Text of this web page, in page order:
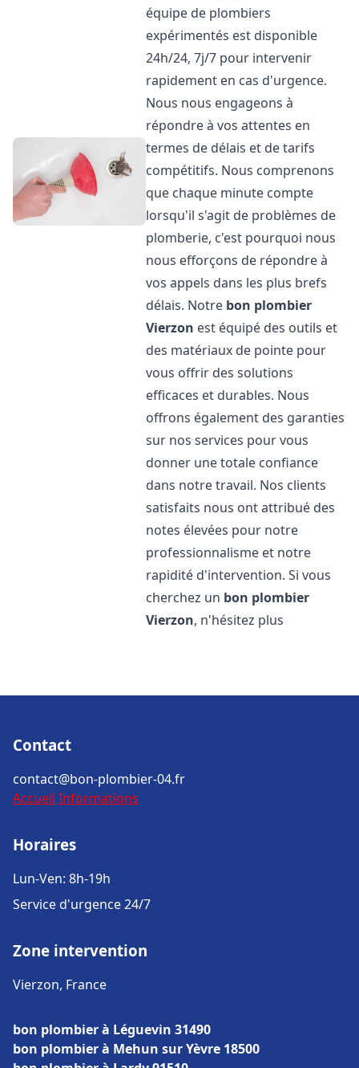
équipe de plombiers
expérimentés est disponible
24h/24, 7j/7 pour intervenir
rapidement en cas d'urgence.
Nous nous engageons à
répondre à vos attentes en
termes de délais et de tarifs
compétitifs. Nous comprenons
que chaque minute compte
lorsqu'il s'agit de problèmes de
plomberie, c'est pourquoi nous
nous efforçons de répondre à
vos appels dans les plus brefs
délais. Notre bon plombier
Vierzon est équipé des outils et
des matériaux de pointe pour
vous offrir des solutions
efficaces et durables. Nous
offrons également des garanties
sur nos services pour vous
donner une totale confiance
dans notre travail. Nos clients
satisfaits nous ont attribué des
notes élevées pour notre
professionnalisme et notre
rapidité d'intervention. Si vous
cherchez un bon plombier
Vierzon, n'hésitez plus
Contact
contact@bon-plombier-04.fr
Accueil Informations
Horaires
Lun-Ven: 8h-19h
Service d'urgence 24/7
Zone intervention
Vierzon, France
bon plombier à Léguevin 31490
bon plombier à Mehun sur Yèvre 18500